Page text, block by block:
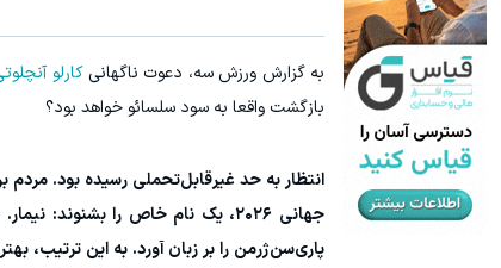
به گزارش ورزش سه، دعوت ناگهانیکارلو
بازگشت واقعا به سود سلسائو خواهد بود؟
انتظار به حد غیرقابل‌تحملی رسیده بود. مردم
جهانی ۲۰۲۶، یک نام خاص را
پاری‌سن‌ژرمن را بر زبان آورد. به این ترتیب،
آمپول لاغری اسپارتینا، ا میلیون تومان ارزان‌تر از همه‌جا!
کلیک کن!